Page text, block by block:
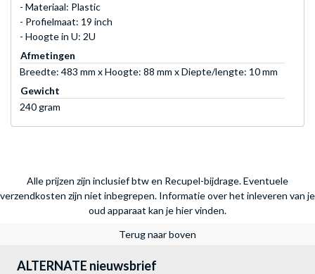
- Materiaal: Plastic
- Profielmaat: 19 inch
- Hoogte in U: 2U
Afmetingen
Breedte: 483 mm x Hoogte: 88 mm x Diepte/lengte: 10 mm
Gewicht
240 gram
Alle prijzen zijn inclusief btw en Recupel-bijdrage. Eventuele
verzendkosten zijn niet inbegrepen. Informatie over het inleveren van je
oud apparaat kan je hier vinden.
Terug naar boven
ALTERNATE nieuwsbrief